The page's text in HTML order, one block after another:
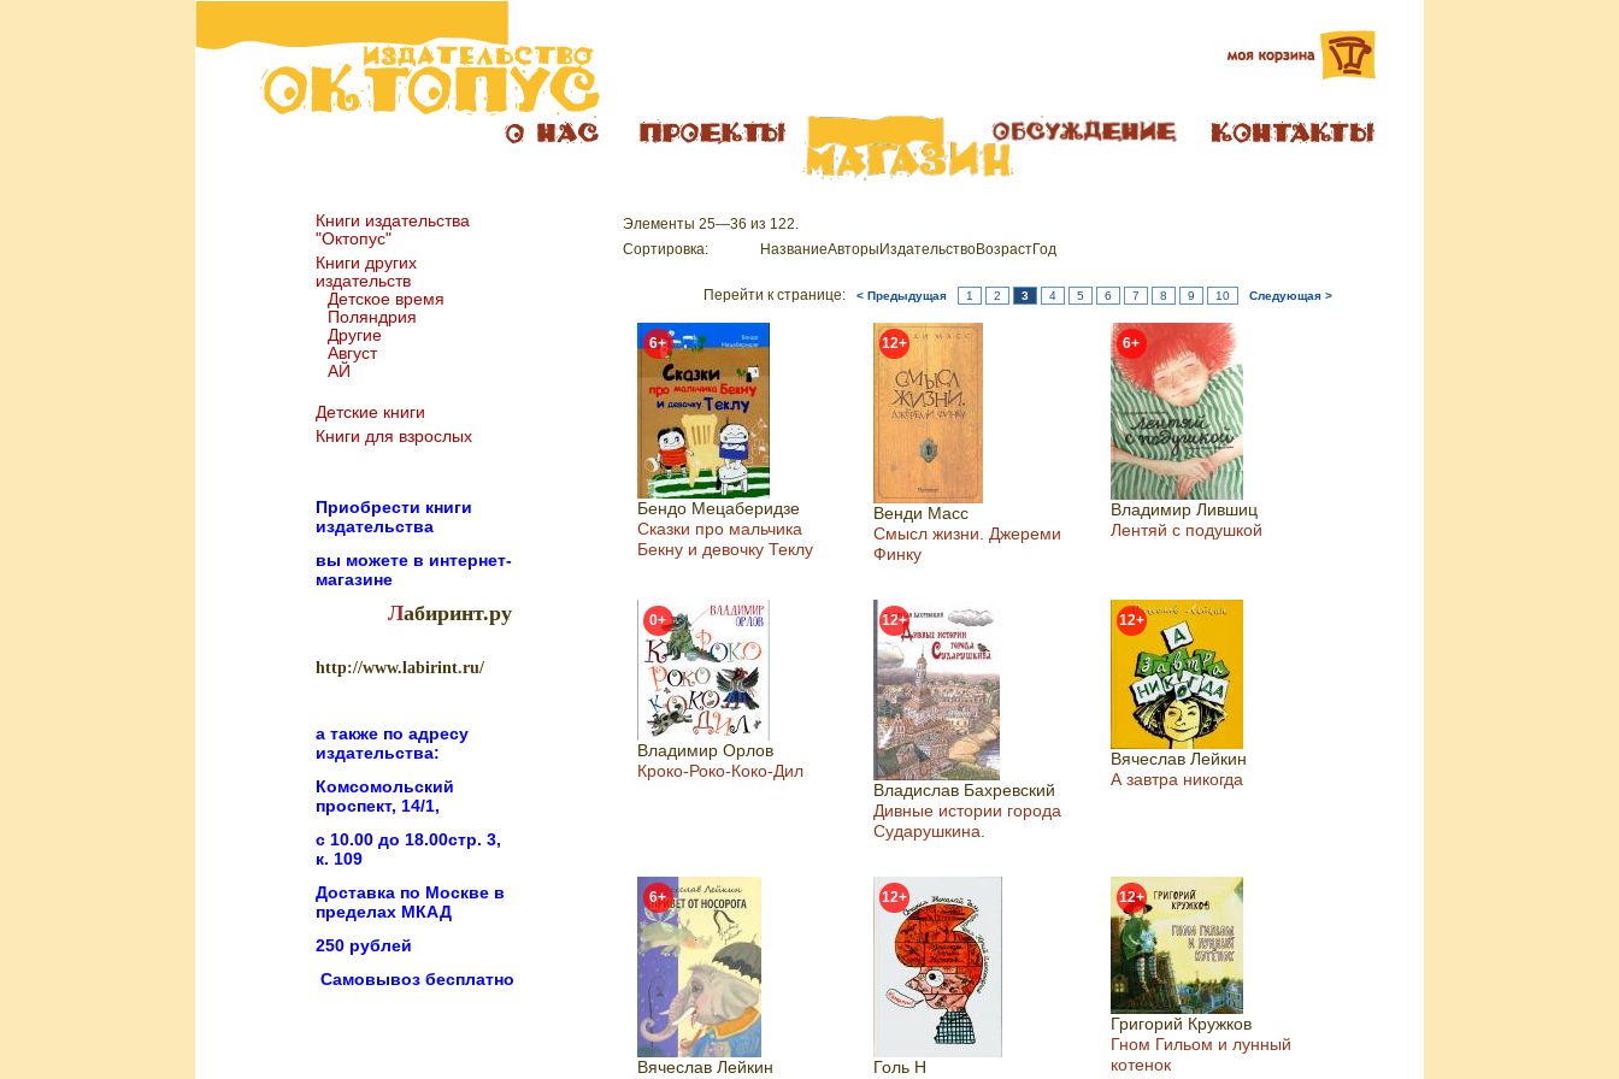
Книги издательства
"Октопус"
Книги других
издательств
Детское время
Поляндрия
Другие
Август
АЙ
Детские книги
Книги для взрослых
Приобрести книги
издательства
вы можете в интернет-
магазине
Лабиринт.ру
http://www.labirint.ru/
а также по адресу
издательства:
Комсомольский
проспект, 14/1,
с 10.00 до 18.00стр. 3,
к. 109
Доставка по Москве в
пределах МКАД
250 рублей
Самовывоз бесплатно
Элементы 25—36 из 122.
Сортировка:
НазваниеАвторы ИздательствоВозрастГод
Перейти к странице: < Предыдущая 1 2 3 4 5 6 7 8 9 10 Следующая >
6+
Бендо Мецаберидзе
Сказки про мальчика
Бекну и девочку Теклу
12+
Венди Масс
Смысл жизни. Джереми
Финку
6+
Владимир Лившиц
Лентяй с подушкой
0+
Владимир Орлов
Кроко-Роко-Коко-Дил
12+
Владислав Бахревский
Дивные истории города
Сударушкина.
12+
Вячеслав Лейкин
А завтра никогда
6+
Вячеслав Лейкин
12+
Голь Н
12+
Григорий Кружков
Гном Гильом и лунный
котенок